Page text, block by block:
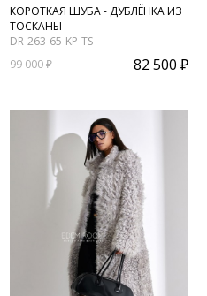
КОРОТКАЯ ШУБА - ДУБЛЁНКА ИЗ
ТОСКАНЫ
DR-263-65-KP-TS
99 000 ₽
82 500 ₽